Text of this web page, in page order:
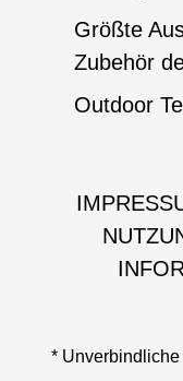
Größte
Zubehör
Outdoor
*